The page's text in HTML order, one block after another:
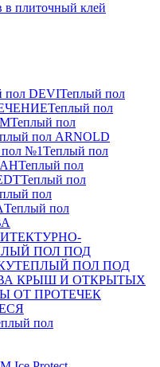
в плиточный клей
пол DEVIТеплый пол
Теплый пол
Теплый пол
пол ARNOLD
№1Теплый пол
Теплый пол
Теплый пол
пол
Теплый пол
ПОЛ ПОД
ТЕПЛЫЙ ПОЛ ПОД
КРЫШ И ОТКРЫТЫХ
ОТ ПРОТЕЧЕК
пол